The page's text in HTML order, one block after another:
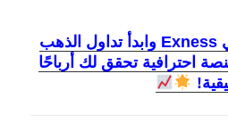
سجّل اليوم في Exness وابدأ تداول الذهب
احترافية تحقق لك أرباحًا